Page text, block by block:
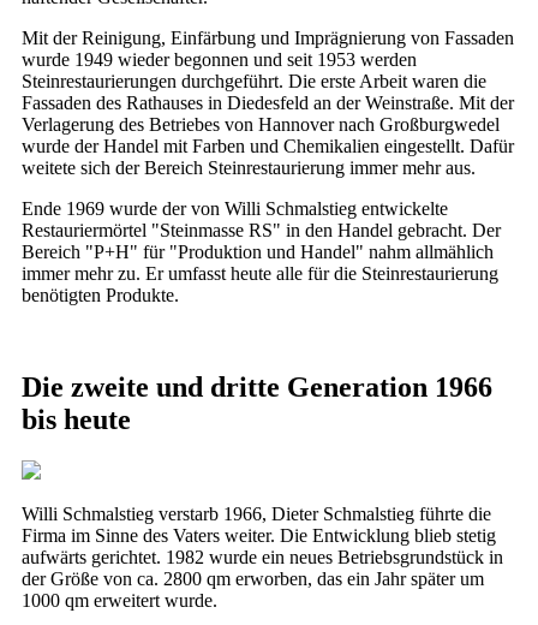
Mit der Reinigung, Einfärbung und Imprägnierung von Fassaden
wurde 1949 wieder begonnen und seit 1953 werden
Steinrestaurierungen durchgeführt. Die erste Arbeit waren die
Fassaden des Rathauses in Diedesfeld an der Weinstraße. Mit der
Verlagerung des Betriebes von Hannover nach Großburgwedel
wurde der Handel mit Farben und Chemikalien eingestellt. Dafür
weitete sich der Bereich Steinrestaurierung immer mehr aus.
Ende 1969 wurde der von Willi Schmalstieg entwickelte
Restauriermörtel "Steinmasse RS" in den Handel gebracht. Der
Bereich "P+H" für "Produktion und Handel" nahm allmählich
immer mehr zu. Er umfasst heute alle für die Steinrestaurierung
benötigten Produkte.
Die zweite und dritte Generation 1966
bis heute
Willi Schmalstieg verstarb 1966, Dieter Schmalstieg führte die
Firma im Sinne des Vaters weiter. Die Entwicklung blieb stetig
aufwärts gerichtet. 1982 wurde ein neues Betriebsgrundstück in
der Größe von ca. 2800 qm erworben, das ein Jahr später um
1000 qm erweitert wurde.